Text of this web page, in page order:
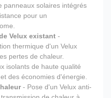
panneaux solaires intégrés
pour un
Velux existant -
thermique d'un Velux
pertes de chaleur.
isolants de haute qualité
des économies d'énergie.
- Pose d'un Velux anti-